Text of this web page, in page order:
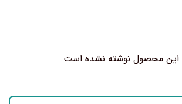
این محصول نوشته نشده است.